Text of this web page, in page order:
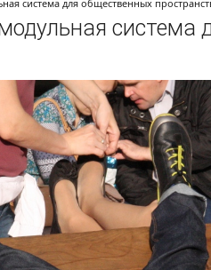
система для общественных
система